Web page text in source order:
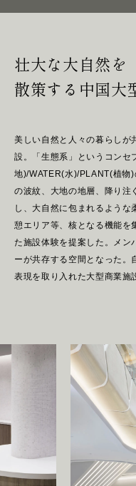
P
S
A
HE
SI
C
壮大な大自然を
散策する中国大
美しい自然と人々の暮らしが
設。「生態系」というコンセ
地)/WATER(水)/PLANT(植物
の波紋、大地の地層、降り注
し、大自然に包まれるような
憩エリア等、核となる機能を
た施設体験を提案した。メン
ーが共存する空間となった。
表現を取り入れた大型商業施